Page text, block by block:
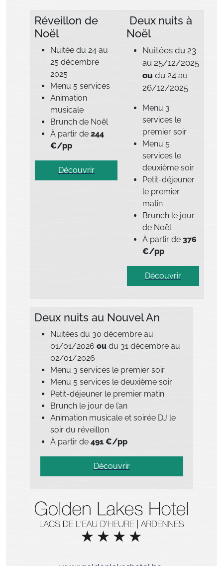
Réveillon de
Noël
Nuitée du 24 au
25 décembre
2025
Menu 5 services
Animation
musicale
Brunch de Noël
À partir de 244
€/pp
Découvrir
Deux nuits à
Noël
Nuitées du 23
au 25/12/2025
ou du 24 au
26/12/2025
Menu 3
services le
premier soir
Menu 5
services le
deuxième soir
Petit-déjeuner
le premier
matin
Brunch le jour
de Noël
À partir de 376
€/pp
Découvrir
Deux nuits au Nouvel An
Nuitées du 30 décembre au
01/01/2026 ou du 31 décembre au
02/01/2026
Menu 3 services le premier soir
Menu 5 services le deuxième soir
Petit-déjeuner le premier matin
Brunch le jour de l’an
Animation musicale et soirée DJ le
soir du réveillon
À partir de 491 €/pp
Découvrir